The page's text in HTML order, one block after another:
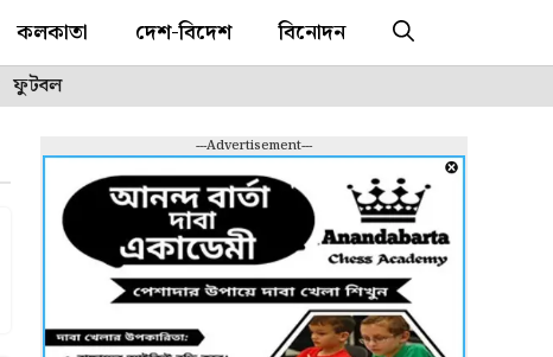
কলকাতা দেশ-বিদেশ বিনোদন
ফুটবল
---Advertisement---